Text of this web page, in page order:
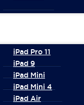
iPad Pro 11
iPad 9
iPad Mini
iPad Mini 4
iPad Air